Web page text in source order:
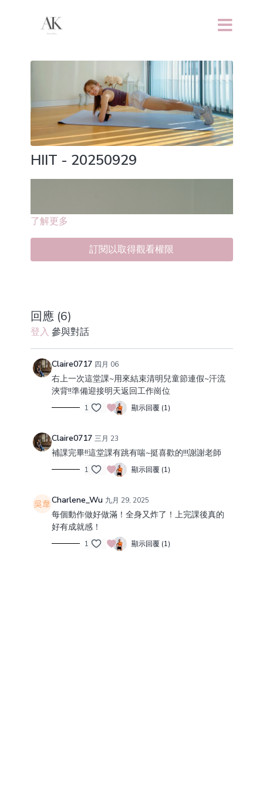
HIIT - 20250929
了解更多
訂閱以取得觀看權限
回應 (6)
登入 參與對話
Claire0717 四月 06
右上一次這堂課~用來結束清明兒童節連假~汗流
浹背!!準備迎接明天返回工作崗位
1 顯示回覆 (1)
Claire0717 三月 23
補課完畢!!這堂課有跳有喘~挺喜歡的!!!謝謝老師
1 顯示回覆 (1)
Charlene_Wu 九月 29, 2025
每個動作做好做滿！全身又炸了！上完課後真的
好有成就感！
1 顯示回覆 (1)